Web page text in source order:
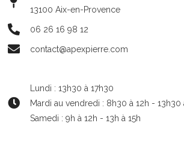
13100 Aix-en-Provence
06 26 16 98 12
contact@apexpierre.com
Lundi : 13h30 à 17h30
Mardi au vendredi : 8h30 à 12h - 13h30
Samedi : 9h à 12h - 13h à 15h